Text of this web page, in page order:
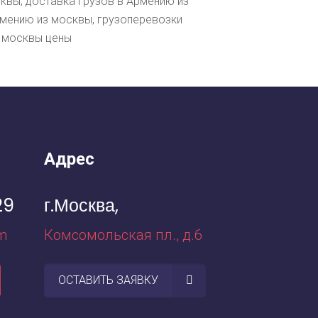
из москвы, грузоперевозки
москвы цены
Адрес
г.Москва,
Комсомольская пл., д.6
ОСТАВИТЬ ЗАЯВКУ